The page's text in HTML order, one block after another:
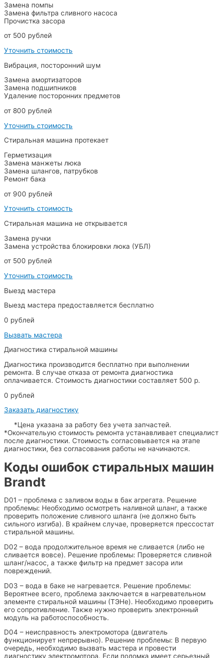
Замена помпы
Замена фильтра сливного насоса
Прочистка засора
от 500 рублей
Уточнить стоимость
Вибрация, посторонний шум
Замена амортизаторов
Замена подшипников
Удаление посторонних предметов
от 800 рублей
Уточнить стоимость
Стиральная машина протекает
Герметизация
Замена манжеты люка
Замена шлангов, патрубков
Ремонт бака
от 900 рублей
Уточнить стоимость
Стиральная машина не открывается
Замена ручки
Замена устройства блокировки люка (УБЛ)
от 500 рублей
Уточнить стоимость
Выезд мастера
Выезд мастера предоставляется бесплатно
0 рублей
Вызвать мастера
Диагностика стиральной машины
Диагностика производится бесплатно при выполнении
ремонта. В случае отказа от ремонта диагностика
оплачивается. Стоимость диагностики составляет 500 р.
0 рублей
Заказать диагностику
*Цена указана за работу без учета запчастей.
*Окончательую стоимость ремонта устанавливает специалист
после диагностики. Стоимость согласовывается на этапе
диагностики, без согласования работы не начинаются.
Коды ошибок стиральных машин
Brandt
D01 – проблема с заливом воды в бак агрегата. Решение
проблемы: Необходимо осмотреть наливной шланг, а также
проверить положение сливного шланга (не должно быть
сильного изгиба). В крайнем случае, проверяется прессостат
стиральной машины.
D02 – вода продолжительное время не сливается (либо не
сливается вовсе). Решение проблемы: Проверяется сливной
шланг/насос, а также фильтр на предмет засора или
повреждений.
D03 – вода в баке не нагревается. Решение проблемы:
Вероятнее всего, проблема заключается в нагревательном
элементе стиральной машины (ТЭНе). Необходимо проверить
его сопротивление. Также нужно проверить электронный
модуль на работоспособность.
D04 – неисправность электромотора (двигатель
функционирует непрерывно). Решение проблемы: В первую
очередь, необходимо вызвать мастера и провести
диагностику электромотора. Если поломка имеет серьезный